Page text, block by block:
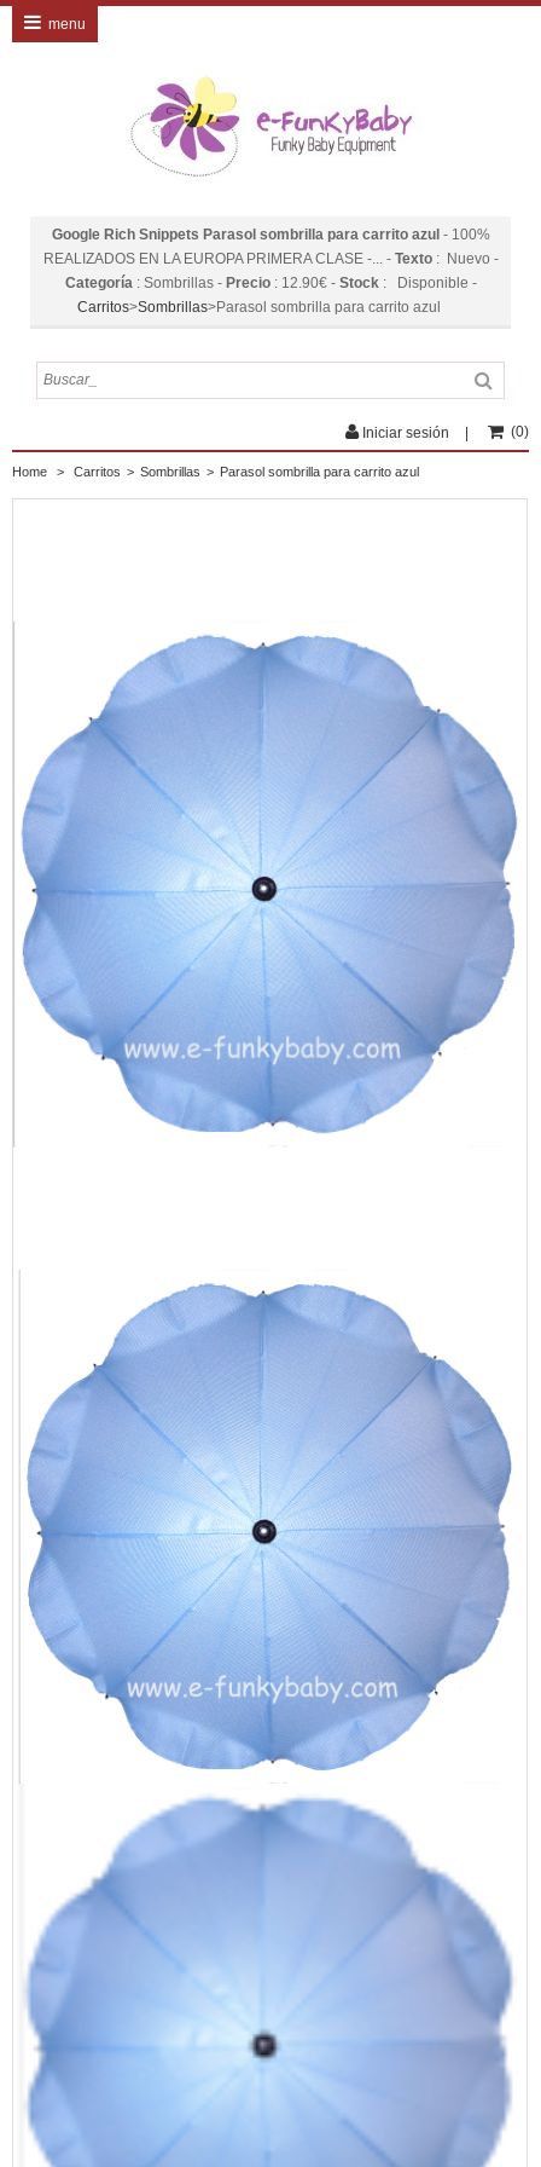
Google Rich Snippets Parasol sombrilla para carrito azul- 100%
REALIZADOS EN LA EUROPA PRIMERA CLASE -...- Texto: Nuevo -
Categoría: Sombrillas- Precio: 12.90€ - Stock: Disponible -
Carritos>Sombrillas>Parasol sombrilla para carrito azul
menu
(0)
Iniciar sesión
Home > Carritos > Sombrillas > Parasol sombrilla para carrito azul